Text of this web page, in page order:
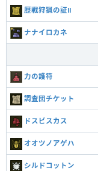
歴戦狩猟の証Ⅱ
ナナイロカネ
力の護符
調査団チケット
ドスビスカス
オオツノアゲハ
シルドコットン